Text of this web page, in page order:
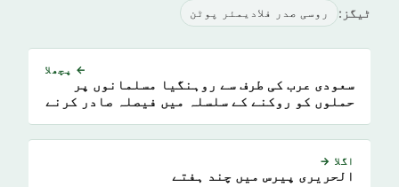
ٹیگز: روسی صدر فلادیمئر پوٹن
← پچھلا
سعودی عرب کی طرف سے روہنگیا مسلمانوں پر
حملوں کو روکنے کے سلسلہ میں فیصلہ صادر کرنے
اگلا →
الحریری پیرس میں چند ہفتے